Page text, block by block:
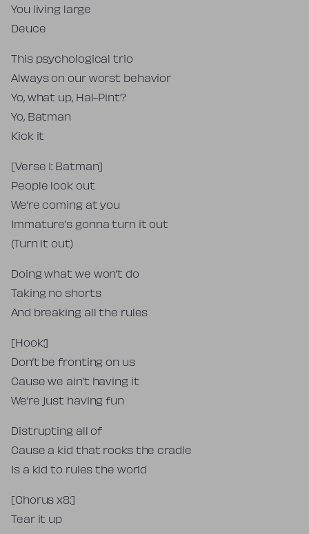
You living large
Deuce
This psychological trio
Always on our worst behavior
Yo, what up, Hal-Pint?
Yo, Batman
Kick it
[Verse 1: Batman]
People look out
We’re coming at you
Immature’s gonna turn it out
(Turn it out)
Doing what we won’t do
Taking no shorts
And breaking all the rules
[Hook:]
Don’t be fronting on us
Cause we ain’t having it
We’re just having fun
Distrupting all of
Cause a kid that rocks the cradle
Is a kid to rules the world
[Chorus x8:]
Tear it up